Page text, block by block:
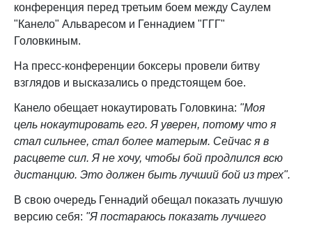
конференция перед третьим боем между Саулем
"Канело" Альваресом и Геннадием "ГГГ"
Головкиным.
На пресс-конференции боксеры провели битву
взглядов и высказались о предстоящем бое.
Канело обещает нокаутировать Головкина: "Моя
цель нокаутировать его. Я уверен, потому что я
стал сильнее, стал более матерым. Сейчас я в
расцвете сил. Я не хочу, чтобы бой продлился всю
дистанцию. Это должен быть лучший бой из трех".
В свою очередь Геннадий обещал показать лучшую
версию себя: "Я постараюсь показать лучшего